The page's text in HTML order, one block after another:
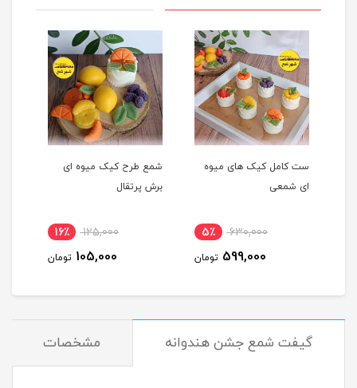
ست کامل کیک های میوه
ای شمعی
630,000 5٪
599,000 تومان
شمع طرح کیک میوه ای
برش پرتقال
125,000 16٪
105,000 تومان
گیفت شمع جشن هندوانه مشخصات